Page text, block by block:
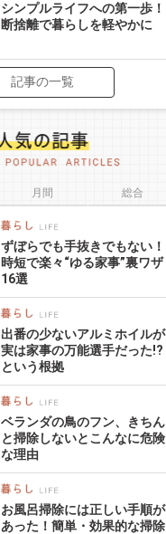
シンプルライフへの第一歩！
断捨離で暮らしを軽やかに
記事の一覧
月間 総合
ずぼらでも手抜きでもない！
時短で楽々“ゆる家事”裏ワザ
16選
出番の少ないアルミホイルが
実は家事の万能選手だった!?
という根拠
ベランダの鳥のフン、きちん
と掃除しないとこんなに危険
な理由
お風呂掃除には正しい手順が
あった！簡単・効果的な掃除